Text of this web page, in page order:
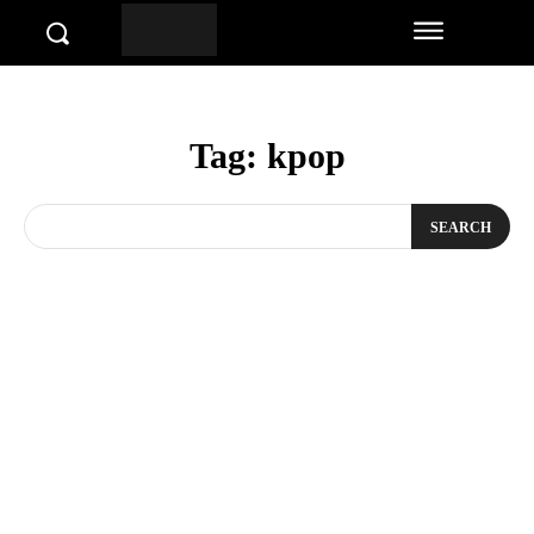
Tag: kpop
SEARCH